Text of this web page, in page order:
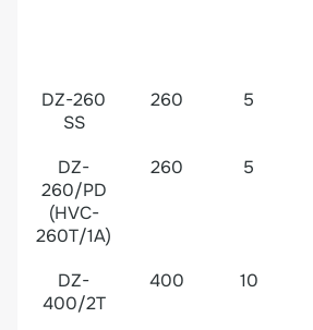
DZ-260
SS
260 5
DZ-
260/PD
(HVC-
260T/1A)
260 5
DZ-
400/2T
400 10